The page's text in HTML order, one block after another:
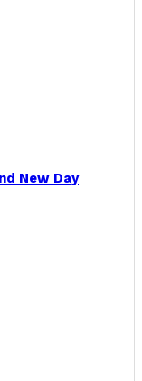
New Day